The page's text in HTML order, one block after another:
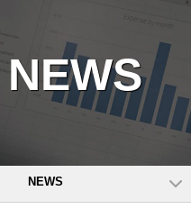
NEWS
NEWS